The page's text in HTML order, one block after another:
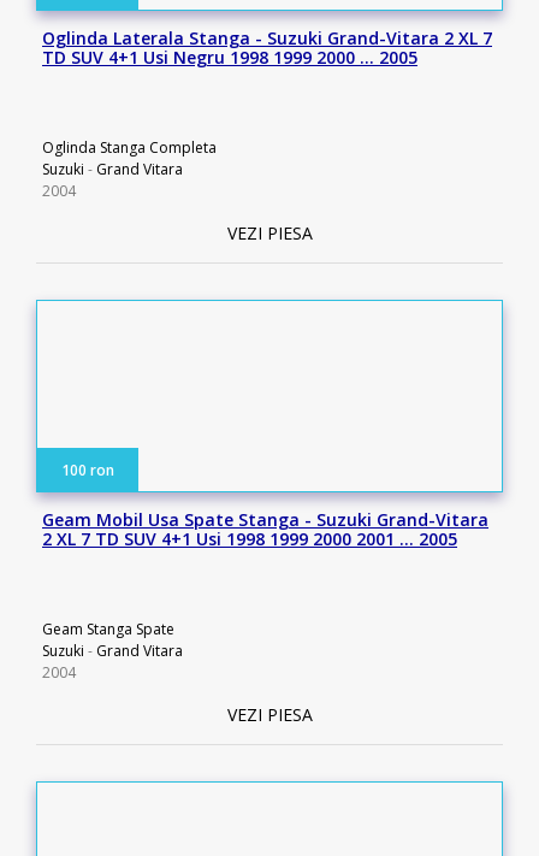
Oglinda Laterala Stanga - Suzuki Grand-Vitara 2 XL 7
TD SUV 4+1 Usi Negru 1998 1999 2000 … 2005
Oglinda Stanga Completa
Suzuki - Grand Vitara
2004
VEZI PIESA
100 ron
Geam Mobil Usa Spate Stanga - Suzuki Grand-Vitara
2 XL 7 TD SUV 4+1 Usi 1998 1999 2000 2001 … 2005
Geam Stanga Spate
Suzuki - Grand Vitara
2004
VEZI PIESA